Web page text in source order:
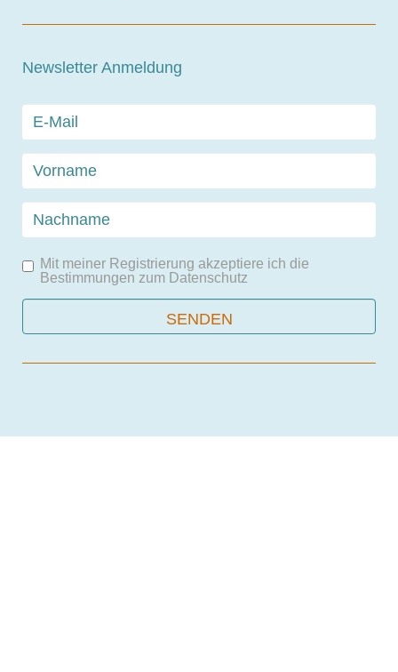
Newsletter Anmeldung
Mit meiner Registrierung akzeptiere ich die
Bestimmungen zum Datenschutz